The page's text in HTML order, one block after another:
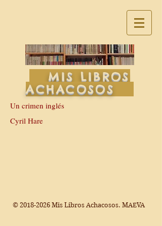
MIS LIBROS
ACHACOSOS
Un crimen inglés
Cyril Hare
© 2018-2026 Mis Libros Achacosos. MAEVA